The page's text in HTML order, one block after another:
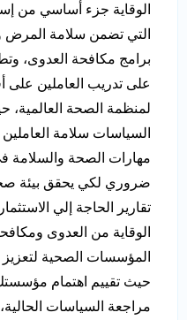
الوقاية جزء أساسي من
التي تضمن سلامة المرض
برامج مكافحة العدوى،
على تدريب العاملين
لمنظمة الصحة العالمية،
السياسات سلامة
مهارات الصحة والسلامة
ضروري لكي يحقق بيئة
تقارير الحاجة إلي
الوقاية من العدوى
المؤسسات الصحية لتعزيز
حيث تقييم اهتمام مؤسستك
مراجعة السياسات